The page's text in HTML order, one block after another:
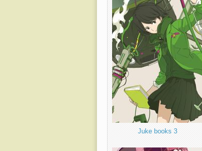
Juke books 3